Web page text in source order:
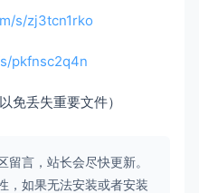
s/zj3tcn1rko
pkfnsc2q4n
免丢失重要文件）
言，站长会尽快更新。
，如果无法安装或者安装